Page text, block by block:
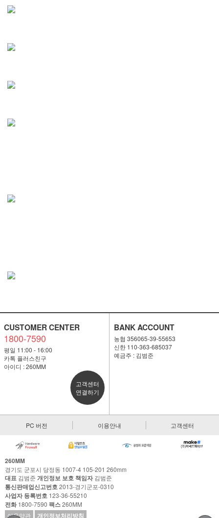
CUSTOMER CENTER
1800-7590
평일 11:00 - 16:00
카톡 플러스친구
아이디 : 260MM
고객센터
연결하기
BANK ACCOUNT
농협 356065-39-55653
신한 110-363-685037
예금주 : 김범준
PC 버전 이용안내 고객센터
260MM
경기도 군포시 당정동 1007-4 105-201 260mm
대표 김범준 개인정보 보호 책임자김범준
통신판매업신고번호2013-경기군포-0310
사업자 등록번호 123-36-55210
전화1800-7590 팩스260MM
이용약관
개인정보처리방침